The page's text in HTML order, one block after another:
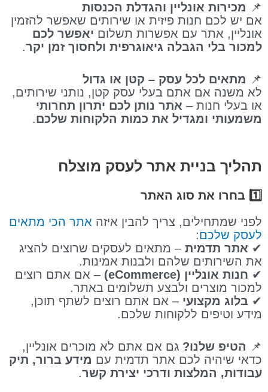
📌 מכירות אונליין והגדלת הכנסות
אם יש לכם חנות פיזית או שירותים שאפשר להזמין
אונליין, אתר עם אפשרות תשלום יאפשר לכם
למכור בלי הגבלה גיאוגרפית ולחסוך זמן יקר.
📌 מתאים לכל עסק – קטן או גדול
לא משנה אם אתם בעלי עסק קטן, נותני שירותים,
או בעלי חנות – אתר נותן לכם יתרון תחרותי
משמעותי ומגדיל את כמות הלקוחות שלכם.
תהליך בניית אתר לעסק מוצלח
1️⃣ בחרו את סוג האתר
לפני שמתחילים, צריך להבין איזה אתר הכי מתאים
לעסק שלכם:
✔ אתר תדמית – מתאים לעסקים שרוצים להציג
את השירותים שלהם ולבנות אמינות.
✔ חנות אונליין (eCommerce)
– אם אתם רוצים
למכור מוצרים ולבצע תשלומים באתר.
✔ בלוג מקצועי – אם אתם רוצים לשתף תוכן,
מידע וטיפים ללקוחות שלכם.
📌 הטיפ שלנו? גם אם אתם לא מוכרים אונליין,
כדאי שיהיה לכם אתר תדמית עם מידע ברור, תיק
עבודות, המלצות ודרכי יצירת קשר.